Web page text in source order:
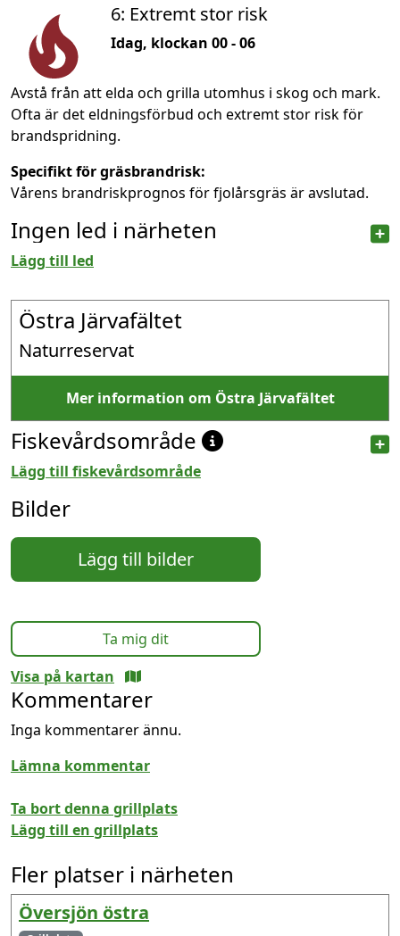
6: Extremt stor risk
Idag, klockan 00 - 06
Avstå från att elda och grilla utomhus i skog och mark.
Ofta är det eldningsförbud och extremt stor risk för
brandspridning.
Specifikt för gräsbrandrisk:
Vårens brandriskprognos för fjolårsgräs är avslutad.
Ingen led i närheten
Lägg till led
Östra Järvafältet
Naturreservat
Mer information om Östra Järvafältet
Fiskevårdsområde
Lägg till fiskevårdsområde
Bilder
Lägg till bilder
Ta mig dit
Visa på kartan
Kommentarer
Inga kommentarer ännu.
Lämna kommentar
Ta bort denna grillplats
Lägg till en grillplats
Fler platser i närheten
Översjön östra